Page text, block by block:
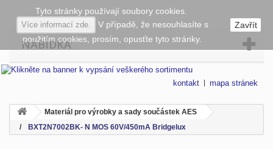
NABÍDKA
kontakt mapa stránek
Materiál pro výrobky a sady součástek AES
BXT2N7002BK- N MOS 60V/450mA Bridgelux
Tyto stránky používají soubory cookies.
Více informací zde.
V případě, že nesouhlasíte s
použitím cookies, prosím, opusťte tyto stránky.
Zavřít